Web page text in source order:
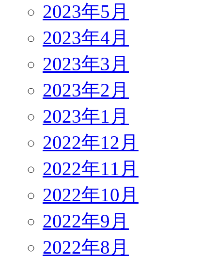
2023年5月
2023年4月
2023年3月
2023年2月
2023年1月
2022年12月
2022年11月
2022年10月
2022年9月
2022年8月